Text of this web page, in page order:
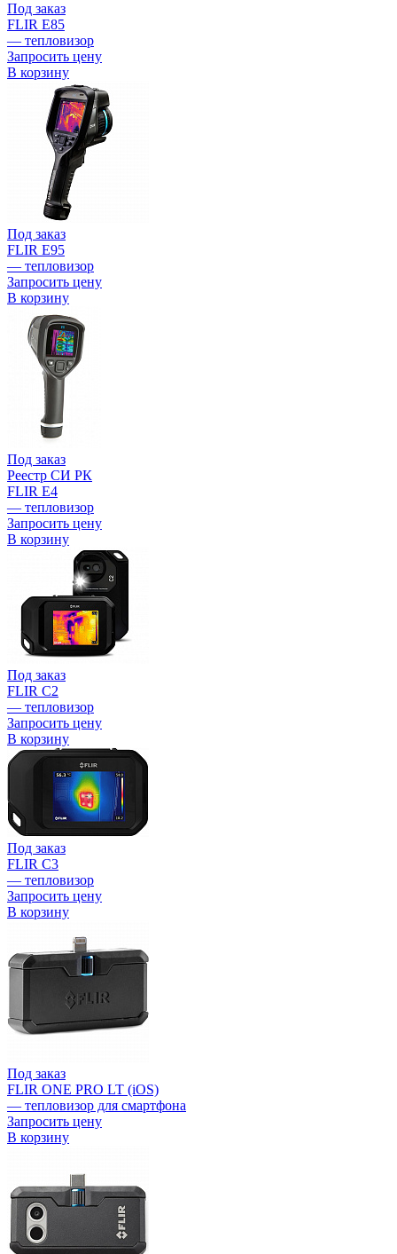
Под заказ
FLIR E85
— тепловизор
Запросить цену
В корзину
Под заказ
FLIR E95
— тепловизор
Запросить цену
В корзину
Под заказ
Реестр СИ РК
FLIR E4
— тепловизор
Запросить цену
В корзину
Под заказ
FLIR C2
— тепловизор
Запросить цену
В корзину
Под заказ
FLIR C3
— тепловизор
Запросить цену
В корзину
Под заказ
FLIR ONE PRO LT (iOS)
— тепловизор для смартфона
Запросить цену
В корзину